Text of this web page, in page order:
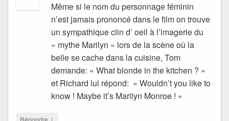
Même si le nom du personnage féminin
n’est jamais prononcé dans le film on trouve
un sympathique clin d’ oeil à l’imagerie du
« mythe Marilyn » lors de la scène où la
belle se cache dans la cuisine, Tom
demande: « What blonde in the kitchen ? »
et Richard lui répond: » Wouldn’t you like to
know ! Maybe it’s Marilyn Monroe ! »
↓